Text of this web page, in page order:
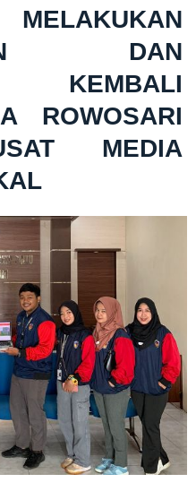
DAN
KEMBALI
ROWOSARI
MEDIA